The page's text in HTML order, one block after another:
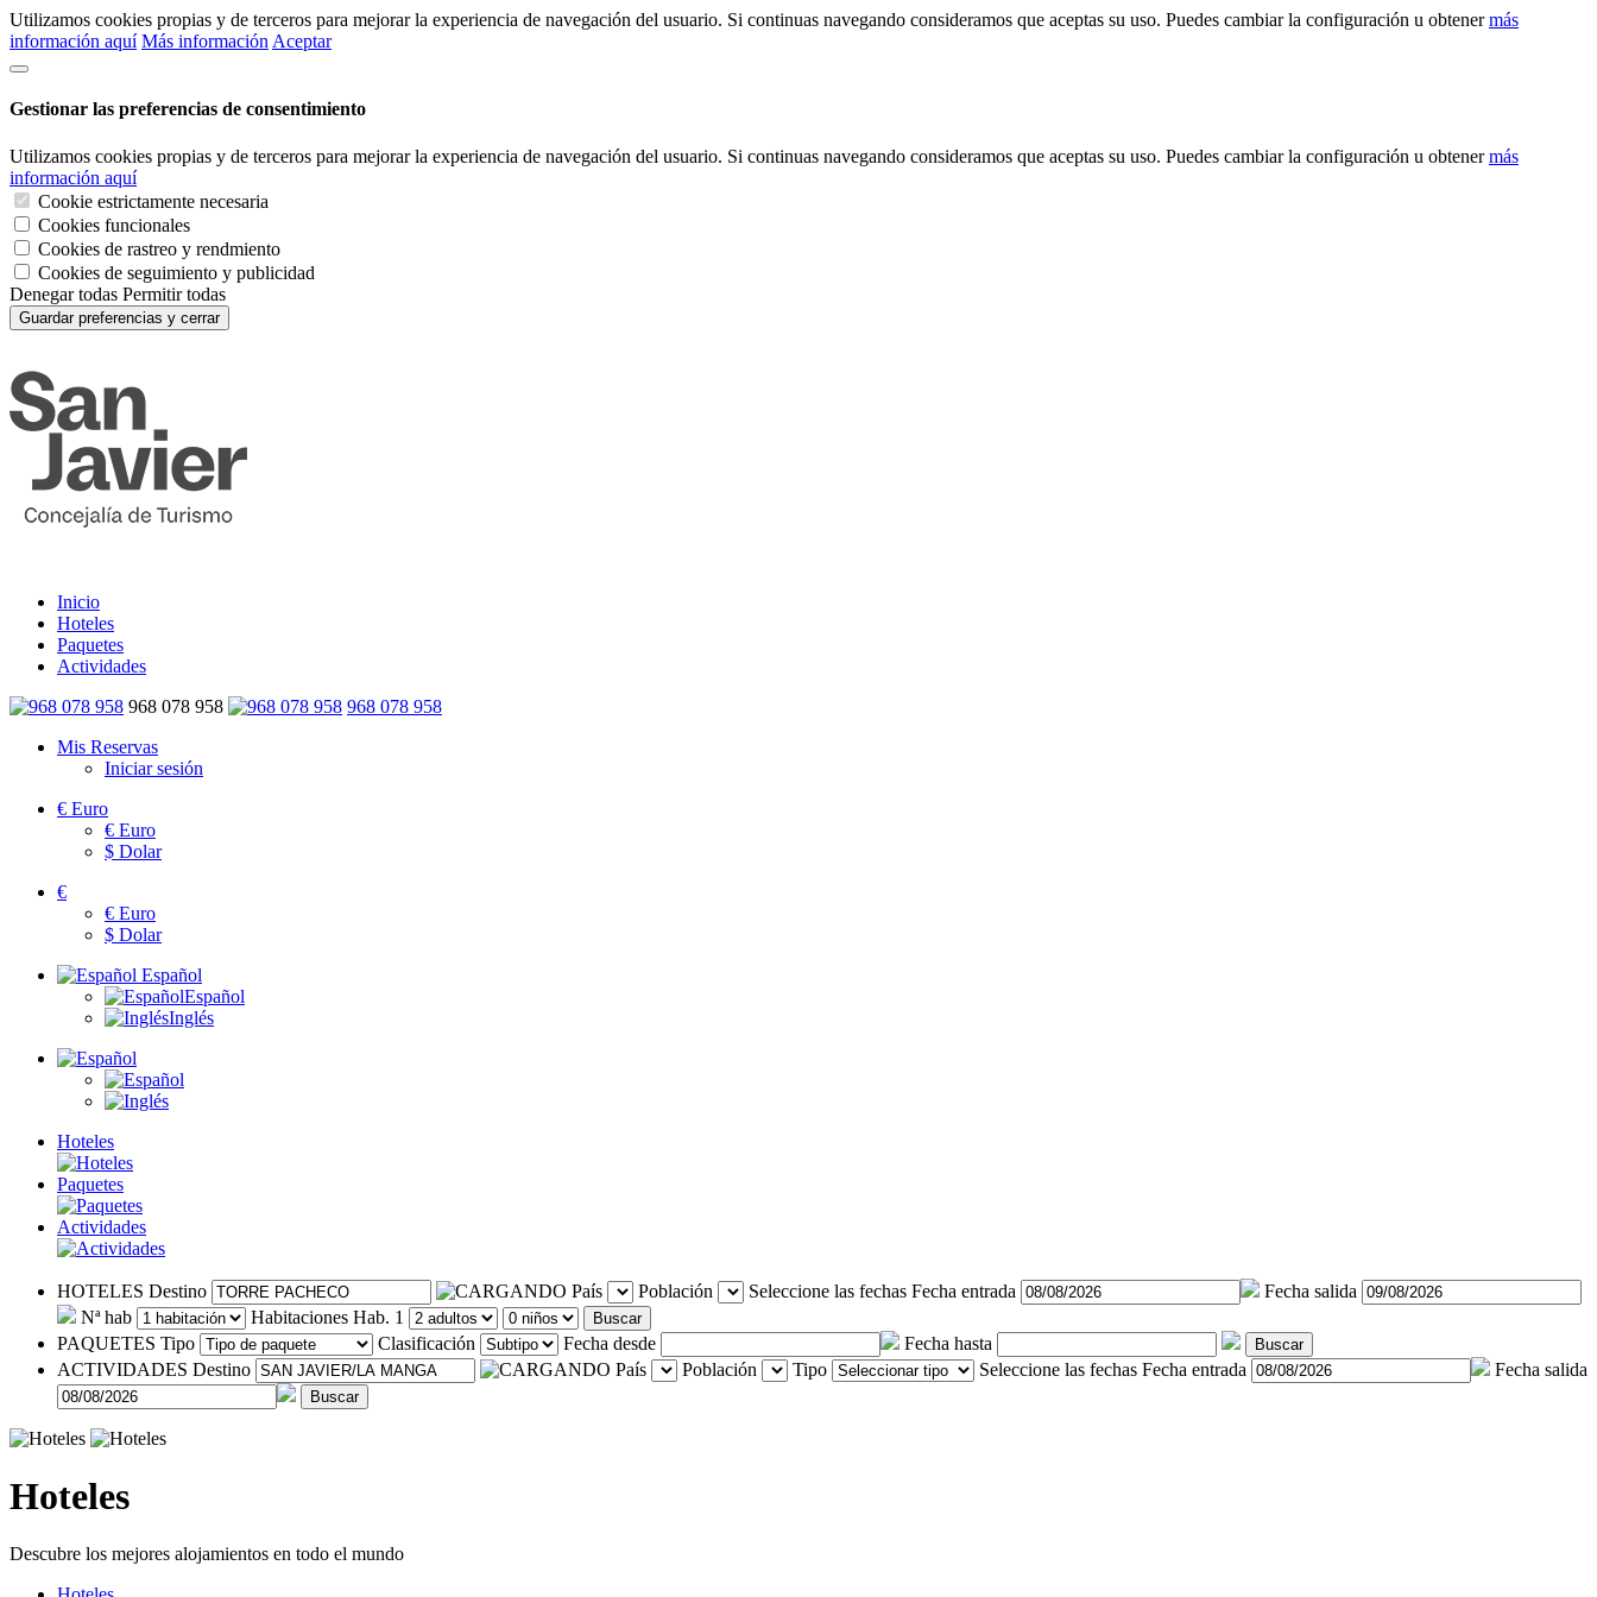
Utilizamos cookies propias y de terceros para mejorar la experiencia de navegación del usuario. Si continuas navegando consideramos que aceptas su uso. Puedes cambiar la configuración u obtenermás
información aquí Más información Aceptar
Gestionar las preferencias de consentimiento
Utilizamos cookies propias y de terceros para mejorar la experiencia de navegación del usuario. Si continuas navegando consideramos que aceptas su uso. Puedes cambiar la configuración u obtenermás
información aquí
Cookie estrictamente necesaria
Cookies funcionales
Cookies de rastreo y rendmiento
Cookies de seguimiento y publicidad
Denegar todas Permitir todas
Guardar preferencias y cerrar
Inicio
Hoteles
Paquetes
Actividades
968 078 958
968 078 958
Mis Reservas
Iniciar sesión
€ Euro
€ Euro
$ Dolar
€
€ Euro
$ Dolar
Español
Español
Inglés
Hoteles
Paquetes
Actividades
HOTELES Destino País Población Seleccione las fechas Fecha entrada
Fecha salida
Nª hab
Habitaciones Hab. 1 Buscar
PAQUETES Tipo Clasificación Fecha desde Fecha hasta Buscar
ACTIVIDADES Destino País Población Tipo Seleccione las fechas Fecha entrada Fecha salida
Buscar
Hoteles
Descubre los mejores alojamientos en todo el mundo